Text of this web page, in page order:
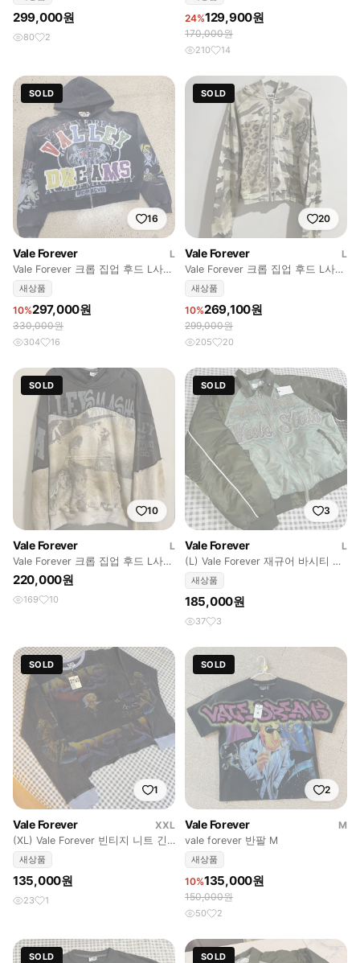
299,000원
80 2
24%129,900원
170,000원
210 14
SOLD
16
Vale Forever
L
Vale Forever 크롭 집업 후드 L사이
즈 (정품, 새상품)
새상품
10%297,000원
330,000원
304 16
SOLD
20
Vale Forever
L
Vale Forever 크롭 집업 후드 L사이
즈 (정품, 새상품)
새상품
10%269,100원
299,000원
205 20
SOLD
10
Vale Forever
L
Vale Forever 크롭 집업 후드 L사이
즈 (정품)
220,000원
169 10
SOLD
3
Vale Forever
L
(L) Vale Forever 재규어 바시티 봄
버 자켓 올리브
새상품
185,000원
37 3
SOLD
1
Vale Forever
XXL
(XL) Vale Forever 빈티지 니트 긴
팔티
새상품
135,000원
23 1
SOLD
2
Vale Forever
M
vale forever 반팔 M
새상품
10%135,000원
150,000원
50 2
SOLD SOLD